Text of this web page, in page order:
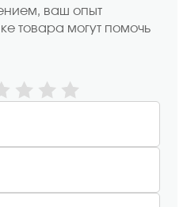
ваш опыт
товара могут помочь